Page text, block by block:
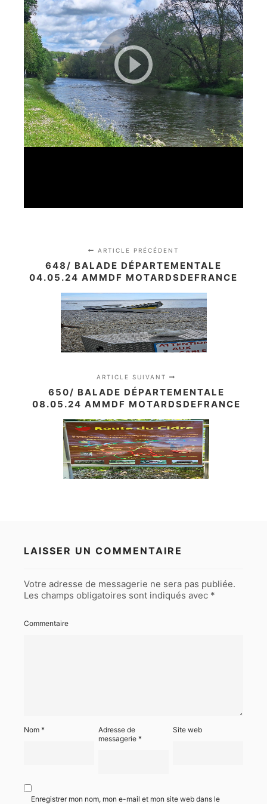
ARTICLE PRÉCÉDENT
648/ BALADE DÉPARTEMENTALE
04.05.24 AMMDF MOTARDSDEFRANCE
ARTICLE SUIVANT
650/ BALADE DÉPARTEMENTALE
08.05.24 AMMDF MOTARDSDEFRANCE
LAISSER UN COMMENTAIRE
Votre adresse de messagerie ne sera pas publiée.
Les champs obligatoires sont indiqués avec *
Commentaire
Nom *
Adresse de
messagerie*
Site web
Enregistrer mon nom, mon e-mail et mon site web dans le